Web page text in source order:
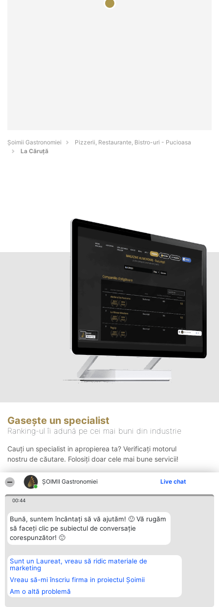
ȘOIMII Gastronomiei Live chat
00:44
Bună, suntem încântați să vă ajutăm! 🙂 Vă rugăm
să faceți clic pe subiectul de conversație
corespunzător! 🙂
Sunt un Laureat, vreau să ridic materiale de
marketing
Vreau să-mi înscriu firma in proiectul Șoimii
Am o altă problemă
Șoimii Gastronomiei
Pizzerii, Restaurante, Bistro-uri - Pucioasa
La Căruță
Gasește un specialist
Ranking-ul îi adună pe cei mai buni din industrie
Cauți un specialist in apropierea ta? Verificați motorul
nostru de căutare. Folosiți doar cele mai bune servicii!
Organizator Ranking
BRIGHT SOLUTIONS BR SRL
Aleea Timisul De Sus 2 Bl. A30
Sc. A Et. 4 Ap. 13 Cod 061952
București
CUI 36737675
Plebiscyt
Lista Tuturor
Laureaților
Statut
Contact